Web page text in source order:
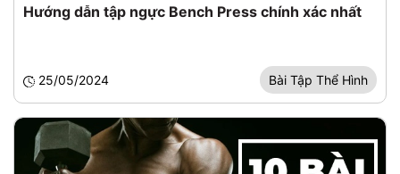
Hướng dẫn tập ngực Bench Press chính xác nhất
25/05/2024 Bài Tập Thể Hình